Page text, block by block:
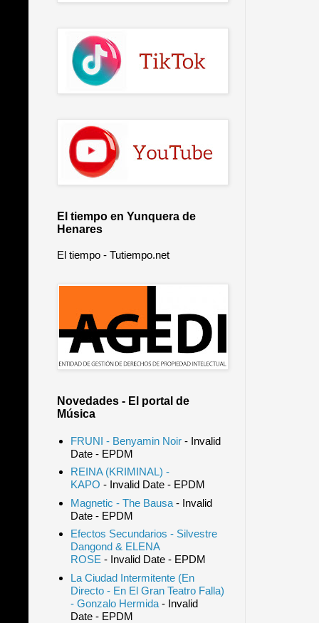
El tiempo en Yunquera de
Henares
El tiempo - Tutiempo.net
Novedades - El portal de
Música
FRUNI - Benyamin Noir- Invalid
Date- EPDM
REINA (KRIMINAL) -
KAPO - Invalid Date- EPDM
Magnetic - The Bausa- Invalid
Date- EPDM
Efectos Secundarios - Silvestre
Dangond & ELENA
ROSE - Invalid Date- EPDM
La Ciudad Intermitente (En
Directo - En El Gran Teatro Falla)
- Gonzalo Hermida- Invalid
Date- EPDM